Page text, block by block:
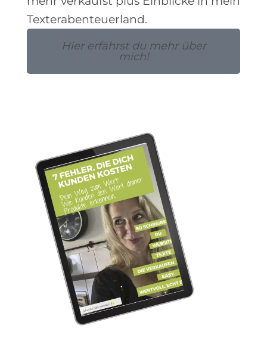
Texterabenteuerland.
Hier erfährst du mehr über
mich!